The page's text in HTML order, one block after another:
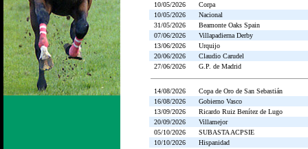
10/05/2026
Corpa
10/05/2026
Nacional
31/05/2026
Beamonte Oaks Spain
07/06/2026
Villapadierna Derby
13/06/2026
Urquijo
20/06/2026
Claudio Carudel
27/06/2026
G.P. de Madrid
14/08/2026
Copa de Oro de San Sebastián
16/08/2026
Gobierno Vasco
13/09/2026
Ricardo Ruiz Benítez de Lugo
20/09/2026
Villamejor
05/10/2026
SUBASTA ACPSIE
10/10/2026
Hispanidad